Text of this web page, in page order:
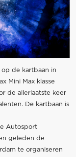
de kartbaan in
Mini Max klasse
de allerlaatste keer
De kartbaan is
Autosport
geleden de
te organiseren